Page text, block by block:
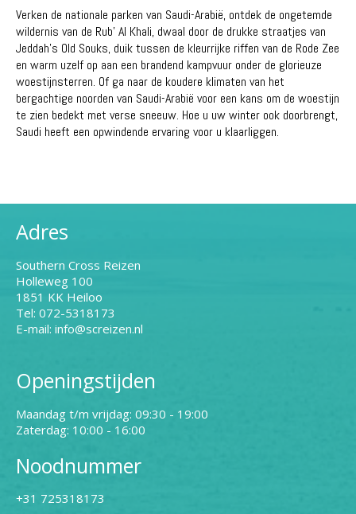
Verken de nationale parken van Saudi-Arabië, ontdek de ongetemde
wildernis van de Rub' Al Khali, dwaal door de drukke straatjes van
Jeddah's Old Souks, duik tussen de kleurrijke riffen van de Rode Zee
en warm uzelf op aan een brandend kampvuur onder de glorieuze
woestijnsterren. Of ga naar de koudere klimaten van het
bergachtige noorden van Saudi-Arabië voor een kans om de woestijn
te zien bedekt met verse sneeuw. Hoe u uw winter ook doorbrengt,
Saudi heeft een opwindende ervaring voor u klaarliggen.
Adres
Southern Cross Reizen
Holleweg 100
1851 KK Heiloo
Tel: 072-5318173
E-mail: info@screizen.nl
Openingstijden
Maandag t/m vrijdag: 09:30 - 19:00
Zaterdag: 10:00 - 16:00
Noodnummer
+31 725318173